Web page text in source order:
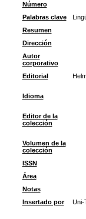
Número
Palabras clave
Resumen
Dirección
Autor
corporativo
Editorial
Idioma
Editor de la
colección
Volumen de la
colección
ISSN
Área
Notas
Insertado por
Uni-